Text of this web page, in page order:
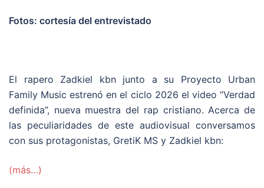
Fotos: cortesía del entrevistado
El rapero Zadkiel kbn junto a su Proyecto Urban
Family Music estrenó en el ciclo 2026 el video “Verdad
definida”, nueva muestra del rap cristiano. Acerca de
las peculiaridades de este audiovisual conversamos
con sus protagonistas, GretiK MS y Zadkiel kbn:
(más…)